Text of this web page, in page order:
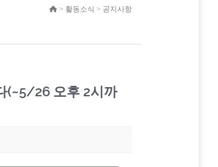
> 활동소식 > 공지사항
(~5/26 오후 2시까